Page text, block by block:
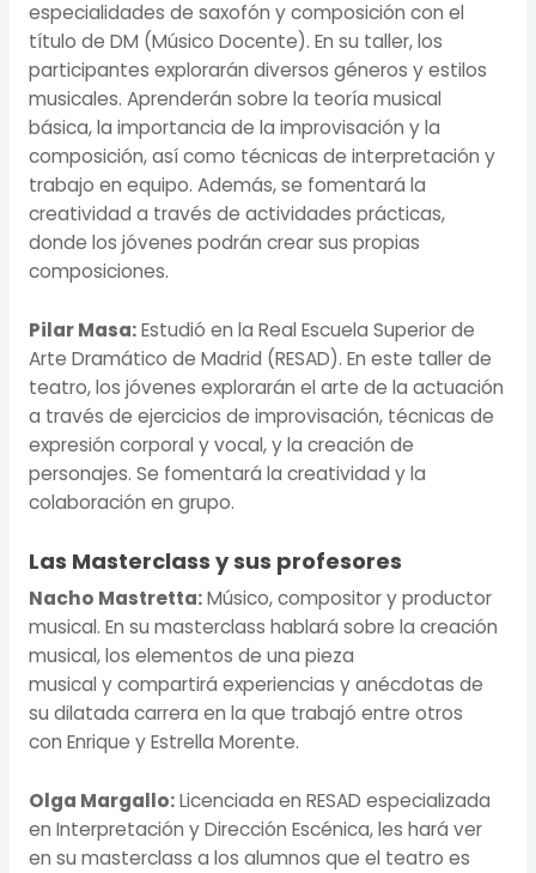
especialidades de saxofón y composición con el
título de DM (Músico Docente). En su taller, los
participantes explorarán diversos géneros y estilos
musicales. Aprenderán sobre la teoría musical
básica, la importancia de la improvisación y la
composición, así como técnicas de interpretación y
trabajo en equipo. Además, se fomentará la
creatividad a través de actividades prácticas,
donde los jóvenes podrán crear sus propias
composiciones.
Pilar Masa:Estudió en la Real Escuela Superior de
Arte Dramático de Madrid (RESAD). En este taller de
teatro, los jóvenes explorarán el arte de la actuación
a través de ejercicios de improvisación, técnicas de
expresión corporal y vocal, y la creación de
personajes. Se fomentará la creatividad y la
colaboración en grupo.
Las Masterclass y sus profesores
Nacho Mastretta:Músico, compositor y productor
musical. En su masterclass hablará sobre la creación
musical, los elementos de una pieza
musical ycompartirá experiencias y anécdotas de
su dilatada carrera en la que trabajó entre otros
con Enrique y Estrella Morente.
Olga Margallo:Licenciada en RESAD especializada
en Interpretación y Dirección Escénica, les hará ver
en su masterclass a los alumnos que el teatro es